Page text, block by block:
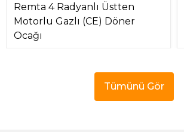
Remta 4 Radyanlı Üstten
Motorlu Gazlı (CE) Döner
Ocağı
Tümünü Gör